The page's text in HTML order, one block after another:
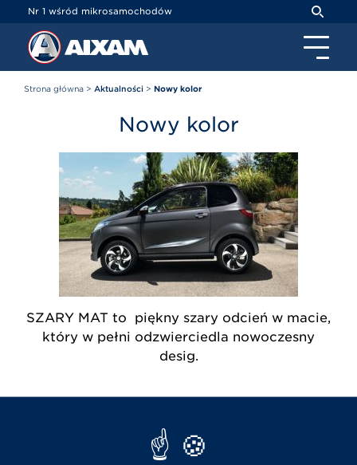
Nr 1 wśród mikrosamochodów
Strona główna > Aktualności > Nowy kolor
Nowy kolor
SZARY MAT to piękny szary odcień w macie,
który w pełni odzwierciedla nowoczesny
desig.
Panel zarządzania plikami cookies